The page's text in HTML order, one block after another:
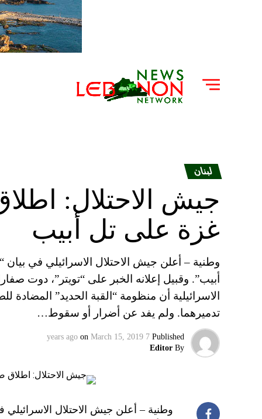
لبنان
جيش الاحتلال:
غزة على تل أبيب
وطنية – أعلن جيش الاحتلال الاسرائيلي في
أبيب”. وقبيل إعلانه الخبر على “تويتر”، دوت
الاسرائيلية أن منظومة “القبة الحديد”
تدميرهما. ولم يفد عن أضرار أو سقوط…
Published
7 years ago
on March 15, 2019
By
Editor
وطنية – أعلن جيش الاحتلال